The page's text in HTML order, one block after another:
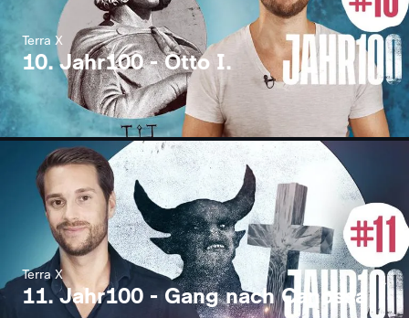
Terra X
10. Jahr100 - Otto I.
Terra X
11. Jahr100 - Gang nach Canossa